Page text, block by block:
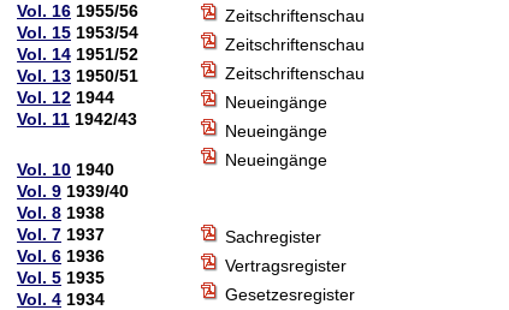
Vol. 16 1955/56
Vol. 15 1953/54
Vol. 14 1951/52
Vol. 13 1950/51
Vol. 12 1944
Vol. 11 1942/43
Vol. 10 1940
Vol. 9 1939/40
Vol. 8 1938
Vol. 7 1937
Vol. 6 1936
Vol. 5 1935
Vol. 4 1934
Zeitschriftenschau
Zeitschriftenschau
Zeitschriftenschau
Neueingänge
Neueingänge
Neueingänge
Sachregister
Vertragsregister
Gesetzesregister